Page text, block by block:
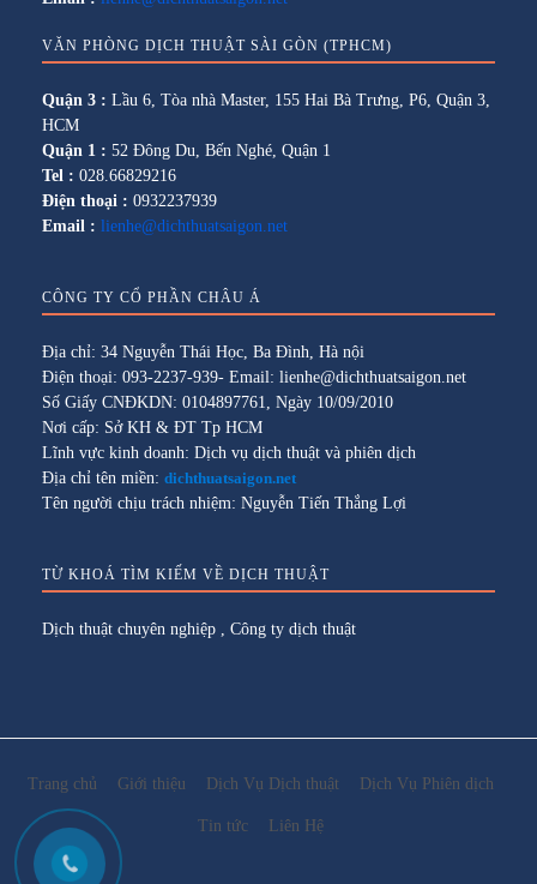
VĂN PHÒNG DỊCH THUẬT SÀI GÒN (TPHCM)
Quận 3 : Lầu 6, Tòa nhà Master, 155 Hai Bà Trưng, P6, Quận 3,
HCM
Quận 1 : 52 Đông Du, Bến Nghé, Quận 1
Tel : 028.66829216
Điện thoại : 0932237939
Email : lienhe@dichthuatsaigon.net
CÔNG TY CỔ PHẦN CHÂU Á
Địa chỉ: 34 Nguyễn Thái Học, Ba Đình, Hà nội
Điện thoại: 093-2237-939- Email: lienhe@dichthuatsaigon.net
Số Giấy CNĐKDN: 0104897761, Ngày 10/09/2010
Nơi cấp: Sở KH & ĐT Tp HCM
Lĩnh vực kinh doanh: Dịch vụ dịch thuật và phiên dịch
Địa chỉ tên miền: dichthuatsaigon.net
Tên người chịu trách nhiệm: Nguyễn Tiến Thắng Lợi
TỪ KHOÁ TÌM KIẾM VỀ DỊCH THUẬT
Dịch thuật chuyên nghiệp Công ty dịch thuật
Trang chủ Giới thiệu Dịch Vụ Dịch thuật Dịch Vụ Phiên dịch
Tin tức Liên Hệ